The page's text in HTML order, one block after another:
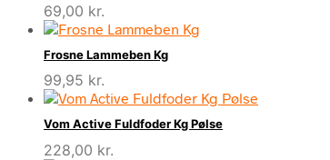
69,00 kr.
Frosne Lammeben Kg
99,95 kr.
Vom Active Fuldfoder Kg Pølse
228,00 kr.